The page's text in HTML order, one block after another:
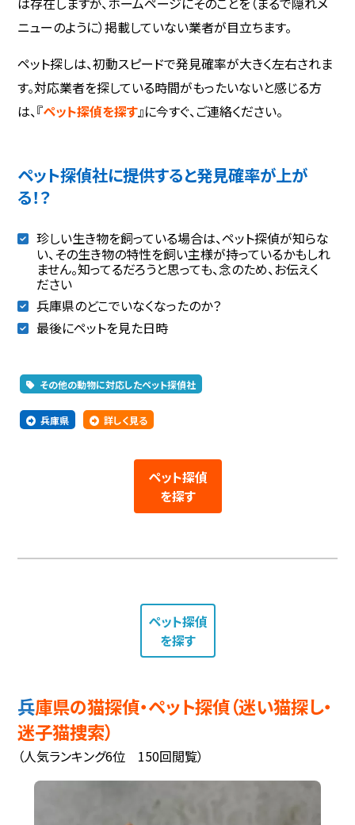
ニューのように）掲載していない業者が目立ちます。
ペット探しは、初動スピードで発見確率が大きく左右されま
す。対応業者を探している時間がもったいないと感じる方
は、『ペット探偵を探す』に今すぐ、ご連絡ください。
ペット探偵社に提供すると発見確率が上が
る！？
珍しい生き物を飼っている場合は、ペット探偵が知らな
い、その生き物の特性を飼い主様が持っているかもしれ
ません。知ってるだろうと思っても、念のため、お伝えく
ださい
兵庫県のどこでいなくなったのか？
最後にペットを見た日時
その他の動物に対応したペット探偵社
兵庫県 詳しく見る
ペット探偵
を探す
ペット探偵
を探す
兵庫県の猫探偵・ペット探偵（迷い猫探し・
迷子猫捜索）
（人気ランキング6位 150回閲覧）